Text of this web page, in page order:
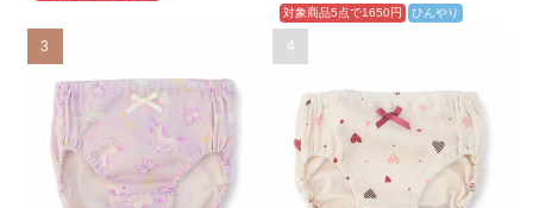
対象商品5点で1650円
ひんやり
3 4